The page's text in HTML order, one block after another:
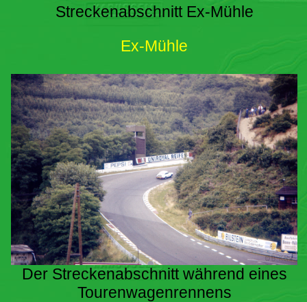
Streckenabschnitt Ex-Mühle
Ex-Mühle
Der Streckenabschnitt während eines
Tourenwagenrennens